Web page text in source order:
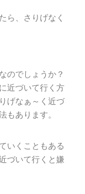
ら、さりげなく
のでしょうか？
近づいて行く方
げなぁ～く近づ
もあります。
いくこともある
づいて行くと嫌